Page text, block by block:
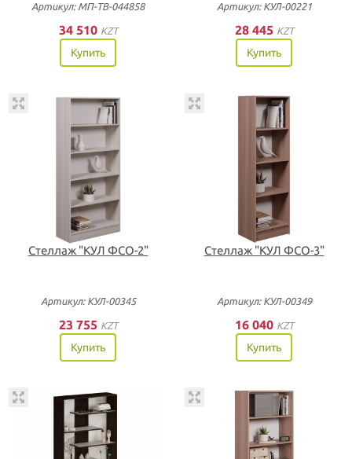
Артикул: МП-ТВ-044858
34 510 KZT
Купить
Артикул: КУЛ-00221
28 445 KZT
Купить
Стеллаж "КУЛ ФСО-2"
Артикул: КУЛ-00345
23 755 KZT
Купить
Стеллаж "КУЛ ФСО-3"
Артикул: КУЛ-00349
16 040 KZT
Купить